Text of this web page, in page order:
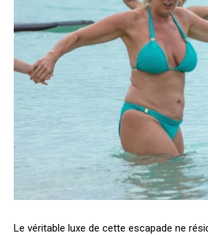
Le véritable luxe de cette escapade ne